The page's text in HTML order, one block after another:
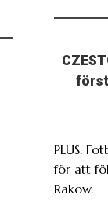
PLUS.
för att
Rakow.